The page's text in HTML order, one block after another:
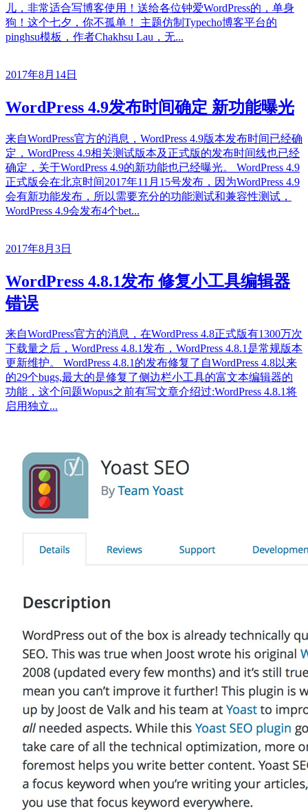
儿，非常适合写博客使用！送给各位钟爱WordPress的，单身
狗！这个七夕，你不孤单！ 主题仿制Typecho博客平台的
pinghsu模板，作者Chakhsu Lau，无...
2017年8月14日
WordPress 4.9发布时间确定 新功能曝光
来自WordPress官方的消息，WordPress 4.9版本发布时间已经确
定，WordPress 4.9相关测试版本及正式版的发布时间线也已经
确定，关于WordPress 4.9的新功能也已经曝光。 WordPress 4.9
正式版会在北京时间2017年11月15号发布，因为WordPress 4.9
会有新功能发布，所以需要充分的功能测试和兼容性测试，
WordPress 4.9会发布4个bet...
2017年8月3日
WordPress 4.8.1发布 修复小工具编辑器
错误
来自WordPress官方的消息，在WordPress 4.8正式版有1300万次
下载量之后，WordPress 4.8.1发布，WordPress 4.8.1是常规版本
更新维护。 WordPress 4.8.1的发布修复了自WordPress 4.8以来
的29个bugs,最大的是修复了侧边栏小工具的富文本编辑器的
功能，这个问题Wopus之前有写文章介绍过:WordPress 4.8.1将
启用独立...